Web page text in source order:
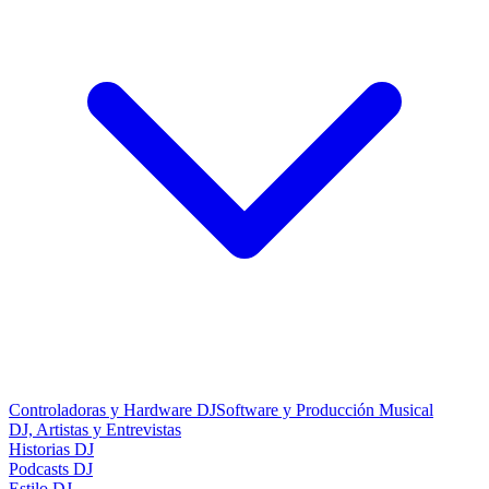
Controladoras y Hardware DJSoftware y Producción Musical
DJ, Artistas y Entrevistas
Historias DJ
Podcasts DJ